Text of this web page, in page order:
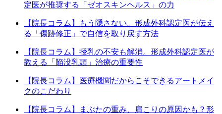
定医が推奨する「ゼオスキンヘルス」の力
【院長コラム】もう隠さない。形成外科認定医が伝え
る「傷跡修正」で自信を取り戻す方法
【院長コラム】授乳の不安も解消。形成外科認定医が
教える「陥没乳頭」治療の重要性
【院長コラム】医療機関だからこそできるアートメイ
クのこだわり
【院長コラム】まぶたの重み、肩こりの原因かも？形